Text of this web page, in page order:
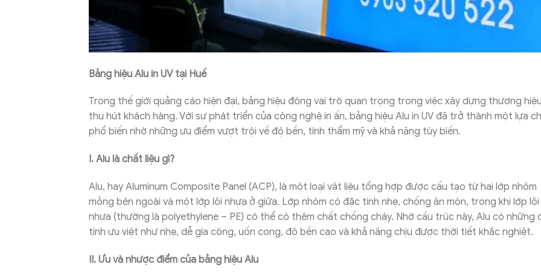
Bảng hiệu Alu in UVtại Huế
Trong thế giới quảng cáo hiện đại, bảng hiệu đóng vai trò quan trọng trong việc xây dựng thương
thu hút khách hàng. Với sự phát triển của công nghệ in ấn, bảng hiệu Alu in UV đã trở thành một lựa
phổ biến nhờ những ưu điểm vượt trội về độ bền, tính thẩm mỹ và khả năng tùy biến.
I. Alu là chất liệu gì?
Alu, hay Aluminum Composite Panel (ACP), là một loại vật liệu tổng hợp được cấu tạo từ hai lớp nhôm
mỏng bên ngoài và một lớp lõi nhựa ở giữa. Lớp nhôm có đặc tính nhẹ, chống ăn mòn, trong khi lớp lõi
nhựa (thường là polyethylene – PE) có thể có thêm chất chống cháy. Nhờ cấu trúc này, Alu có những
tính ưu việt như nhẹ, dễ gia công, uốn cong, độ bền cao và khả năng chịu được thời tiết khắc nghiệt.
II. Ưu và nhược điểm của bảng hiệu Alu